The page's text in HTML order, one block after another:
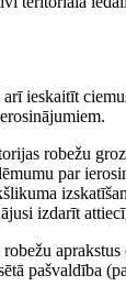
ieskaitīt
robežu
par
izdarīt
aprakstus
pašvaldība